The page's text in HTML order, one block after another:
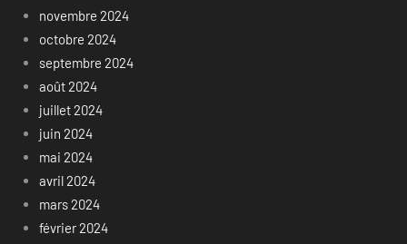
novembre 2024
octobre 2024
septembre 2024
août 2024
juillet 2024
juin 2024
mai 2024
avril 2024
mars 2024
février 2024